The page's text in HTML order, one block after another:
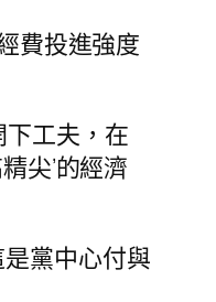
費投進強度
下工夫，在
尖’的經濟
黨中心付與